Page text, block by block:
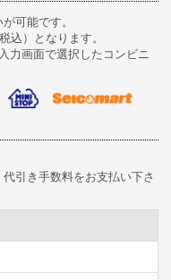
可能です。
込）となります。
力画面で選択したコンビニ
引き手数料をお支払い下さ